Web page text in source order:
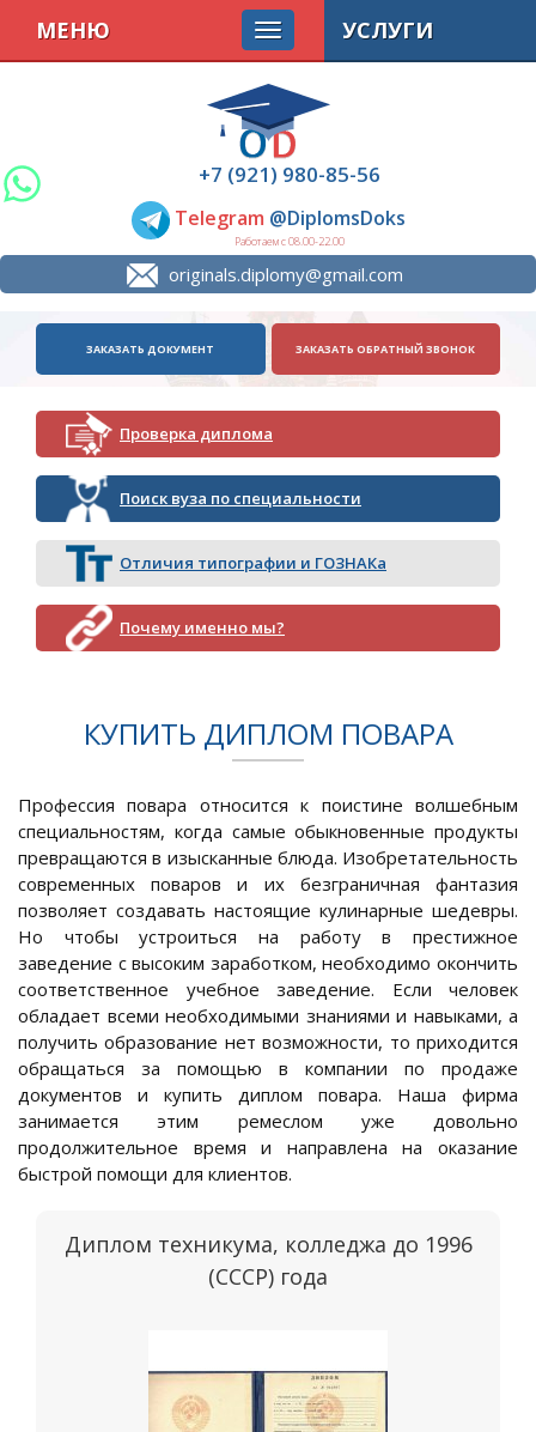
+7 (921) 980-85-56
Telegram @DiplomsDoks
Работаем с 08.00-22.00
originals.diplomy@gmail.com
МЕНЮ
ЗАКАЗАТЬ ДОКУМЕНТ ЗАКАЗАТЬ ОБРАТНЫЙ ЗВОНОК
Проверка диплома
Поиск вуза по специальности
Отличия типографии и ГОЗНАКа
Почему именно мы?
УСЛУГИ
КУПИТЬ ДИПЛОМ ПОВАРА
Профессия повара относится к поистине волшебным
специальностям, когда самые обыкновенные продукты
превращаются в изысканные блюда. Изобретательность
современных поваров и их безграничная фантазия
позволяет создавать настоящие кулинарные шедевры.
Но чтобы устроиться на работу в престижное
заведение с высоким заработком, необходимо окончить
соответственное учебное заведение. Если человек
обладает всеми необходимыми знаниями и навыками, а
получить образование нет возможности, то приходится
обращаться за помощью в компании по продаже
документов и купить диплом повара. Наша фирма
занимается этим ремеслом уже довольно
продолжительное время и направлена на оказание
быстрой помощи для клиентов.
Диплом техникума, колледжа до 1996
(СССР) года